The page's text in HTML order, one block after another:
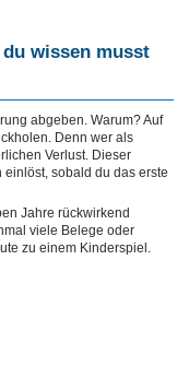
wissen musst
abgeben. Warum? Auf
Denn wer als
Verlust. Dieser
sobald du das erste
Jahre rückwirkend
viele Belege oder
zu einem Kinderspiel.